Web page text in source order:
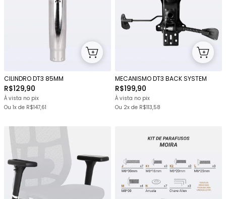
CILINDRO DT3 85MM
R$129,90
À vista no pix
Ou 1x de R$147,61
MECANISMO DT3 BACK SYSTEM
R$199,90
À vista no pix
Ou 2x de R$113,58